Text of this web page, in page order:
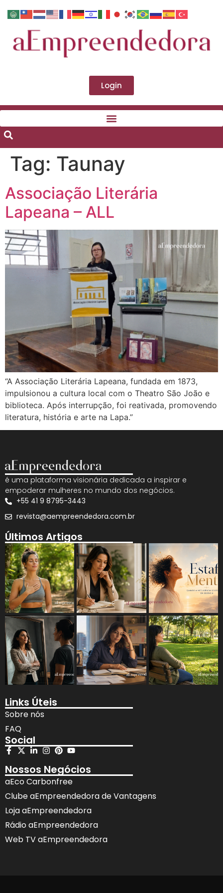
Login
Tag: Taunay
Associação Literária
Lapeana – ALL
“A Associação Literária Lapeana, fundada em 1873,
impulsionou a cultura local com o Theatro São João e
biblioteca. Após interrupção, foi reativada, promovendo
literatura, história e arte na Lapa.”
é uma plataforma visionária dedicada a inspirar e
empoderar mulheres no mundo dos negócios.
+55 41 9 8795-3443
revista@aempreendedora.com.br
Últimos Artigos
Links Úteis
Sobre nós
FAQ
Social
Nossos Negócios
aEco Carbonfree
Clube aEmpreendedora de Vantagens
Loja aEmpreendedora
Rádio aEmpreendedora
Web TV aEmpreendedora